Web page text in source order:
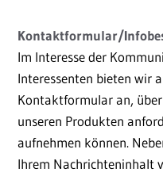
Kontaktformular/
Im Interesse der
Interessenten bieten wir
Kontaktformular an,
unseren Produkten
aufnehmen können.
Ihrem Nachrichteninhalt